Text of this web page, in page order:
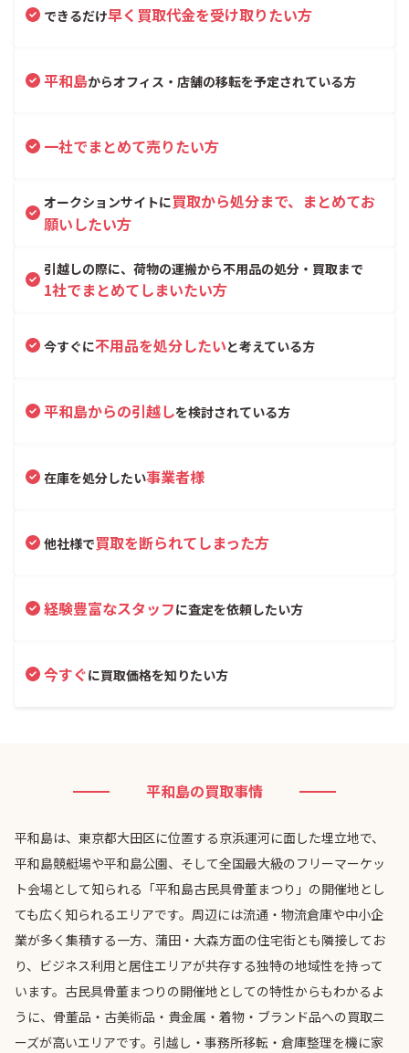
できるだけ早く買取代金を受け取りたい方
平和島からオフィス・店舗の移転を予定されている方
一社でまとめて売りたい方
オークションサイトに買取から処分まで、まとめてお
願いしたい方
引越しの際に、荷物の運搬から不用品の処分・買取まで
1社でまとめてしまいたい方
今すぐに不用品を処分したいと考えている方
平和島からの引越しを検討されている方
在庫を処分したい事業者様
他社様で買取を断られてしまった方
経験豊富なスタッフに査定を依頼したい方
今すぐに買取価格を知りたい方
平和島の買取事情
平和島は、東京都大田区に位置する京浜運河に面した埋立地で、
平和島競艇場や平和島公園、そして全国最大級のフリーマーケッ
ト会場として知られる「平和島古民具骨董まつり」の開催地とし
ても広く知られるエリアです。周辺には流通・物流倉庫や中小企
業が多く集積する一方、蒲田・大森方面の住宅街とも隣接してお
り、ビジネス利用と居住エリアが共存する独特の地域性を持って
います。古民具骨董まつりの開催地としての特性からもわかるよ
うに、骨董品・古美術品・貴金属・着物・ブランド品への買取ニ
ーズが高いエリアです。引越し・事務所移転・倉庫整理を機に家